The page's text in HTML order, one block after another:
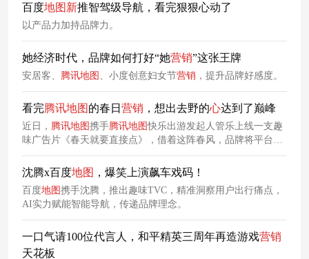
百度地图 新推智驾级导航，看完狠狠心动了
以产品力加持品牌力。
她经济时代，品牌如何打好“她营销”这张王牌
安居客、 腾讯地图 、小度创意妇女节营销 ，提升品牌好感度。
看完腾讯地图 的春日 营销 ，想出去野的心达到了巅峰
近日， 腾讯地图 携手腾讯地图快乐出游发起人管乐上线一支趣
味广告片《春天就要直接点》，借着这阵春风，品牌将平台的
特色业务吹到消费者心里，也和消费者一起创造更多春天的快
乐记忆。
沈腾x百度地图 ，爆笑上演飙车戏码！
百度地图 携手沈腾，推出趣味TVC，精准洞察用户出行痛点，
AI实力赋能智能导航，传递品牌理念。
一口气请100位代言人，和平精英三周年再造游戏营销
天花板